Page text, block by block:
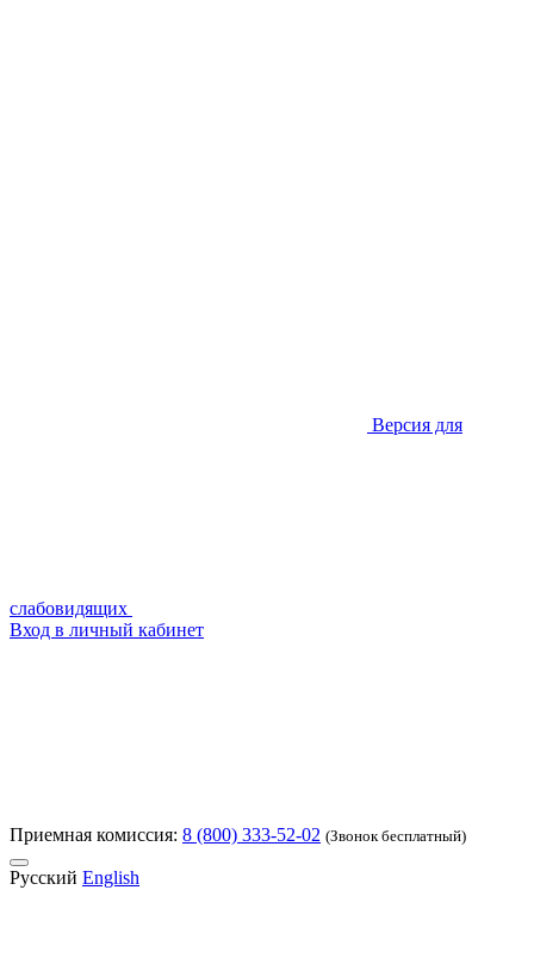
Версия для
слабовидящих
Вход в личный кабинет
Приемная комиссия: 8 (800) 333-52-02 (Звонок бесплатный)
Русский English